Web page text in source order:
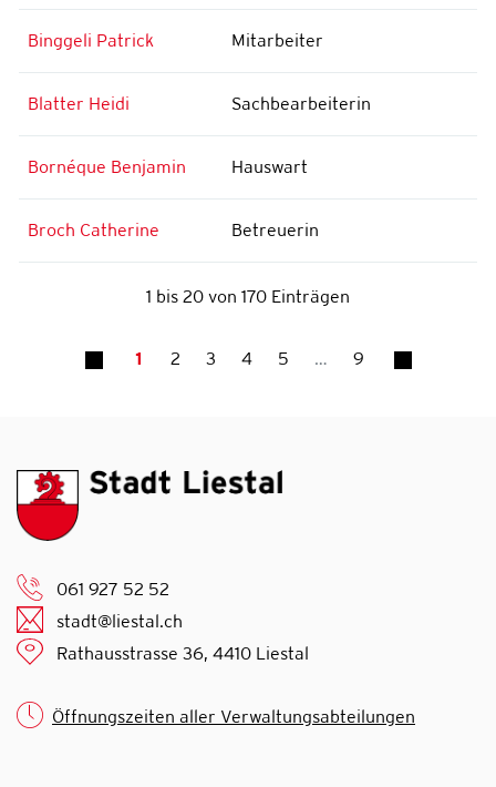
Binggeli Patrick Mitarbeiter
Blatter Heidi Sachbearbeiterin
Bornéque Benjamin Hauswart
Broch Catherine Betreuerin
1 bis 20 von 170 Einträgen
1 2 3 4 5 … 9
061 927 52 52
stadt@liestal.ch
Rathausstrasse 36, 4410 Liestal
Öffnungszeiten aller Verwaltungsabteilungen